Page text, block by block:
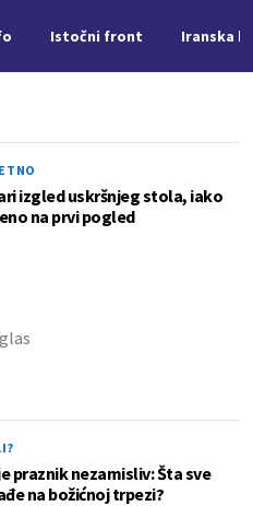
Istočni front Iranska
izgled uskršnjeg stola, iako
na prvi pogled
praznik nezamisliv: Šta sve
na božićnoj trpezi?